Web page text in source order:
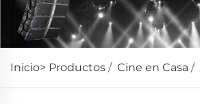
Inicio> Productos / Cine en Casa /